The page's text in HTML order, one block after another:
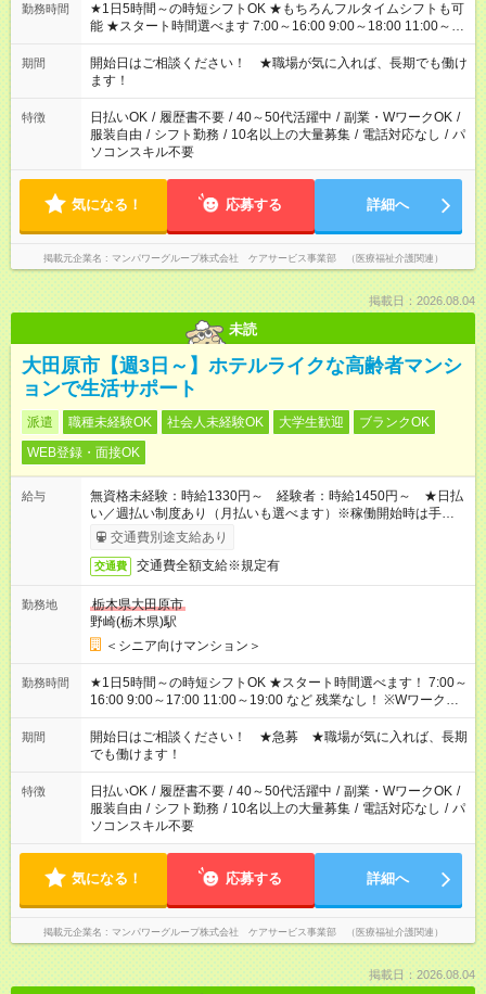
勤務時間
★1日5時間～の時短シフトOK ★もちろんフルタイムシフトも可
能 ★スタート時間選べます 7:00～16:00 9:00～18:00 11:00～
20:00 など 残業なし！ ※Wワークの場合、他のお仕事と合わせ
週40時間超の就業はご案内できません ※法令に基づき、週20時
間以上勤務は社会保険への加入対象となります ※労働者派遣法
（日雇い派遣の原則禁止）により、短時間・短期間の就業はご
案内が難しい場合があります
期間
開始日はご相談ください！ ★職場が気に入れば、長期でも働け
ます！
特徴 日払いOK / 履歴書不要 / 40～50代活躍中 / 副業・WワークOK /
服装自由 / シフト勤務 / 10名以上の大量募集 / 電話対応なし / パ
ソコンスキル不要
気になる！ 応募する 詳細へ
掲載元企業名 マンパワーグループ株式会社 ケアサービス事業部 （医療福祉介護関連）
掲載日：2026.08.04
未読
大田原市【週3日～】ホテルライクな高齢者マンシ
ョンで生活サポート
派遣 職種未経験OK 社会人未経験OK 大学生歓迎
ブランクOK
WEB登録・面接OK
給与
無資格未経験：時給1330円～ 経験者：時給1450円～ ★日払
い／週払い制度あり（月払いも選べます）※稼働開始時は手続き
完了次第のお支払いとなります。
交通費別途支給あり
交通費 交通費全額支給※規定有
勤務地
栃木県大田原市
野崎(栃木県)駅
＜シニア向けマンション＞
勤務時間
★1日5時間～の時短シフトOK ★スタート時間選べます！ 7:00～
16:00 9:00～17:00 11:00～19:00 など 残業なし！ ※Wワークの
場合、他のお仕事と合わせ週40時間超の就業はご案内できませ
ん ※法令に基づき、週20時間以上勤務は社会保険への加入対象
となります ※労働者派遣法（日雇い派遣の原則禁止）により、
短時間・短期間の就業はご案内が難しい場合があります
期間
開始日はご相談ください！ ★急募 ★職場が気に入れば、長期
でも働けます！
特徴 日払いOK / 履歴書不要 / 40～50代活躍中 / 副業・WワークOK /
服装自由 / シフト勤務 / 10名以上の大量募集 / 電話対応なし / パ
ソコンスキル不要
気になる！ 応募する 詳細へ
掲載元企業名 マンパワーグループ株式会社 ケアサービス事業部 （医療福祉介護関連）
掲載日：2026.08.04